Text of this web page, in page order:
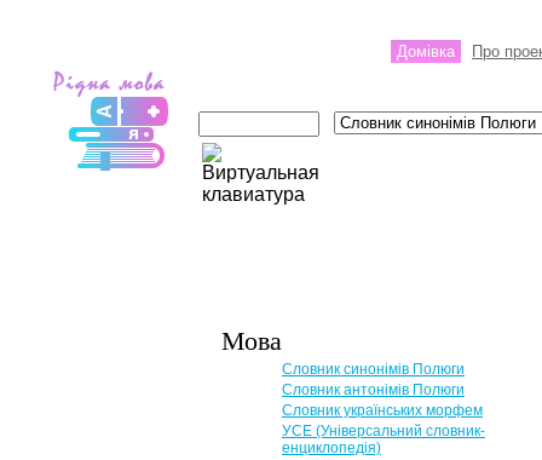
Домівка Про
Мова
Словник синонімів Полюги
Словник антонімів Полюги
Словник українських морфем
УСЕ (Універсальний словник-
енциклопедія)